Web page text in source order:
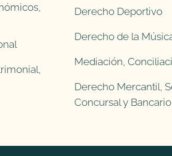
Derecho Deportivo
Derecho de la
Mediación,
Derecho Mercantil,
Concursal y Bancario